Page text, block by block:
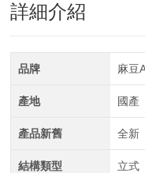
詳細介紹
品牌 麻豆
產地 國產
產品新舊 全新
結構類型 立式